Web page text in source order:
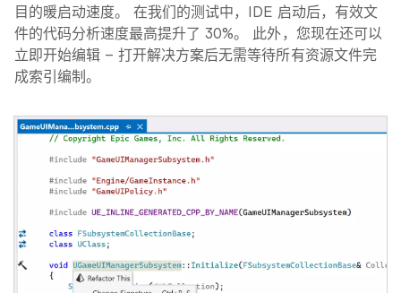
目的暖启动速度。 在我们的测试中，IDE 启动后，有效文
件的代码分析速度最高提升了 30%。 此外，您现在还可以
立即开始编辑 – 打开解决方案后无需等待所有资源文件完
成索引编制。